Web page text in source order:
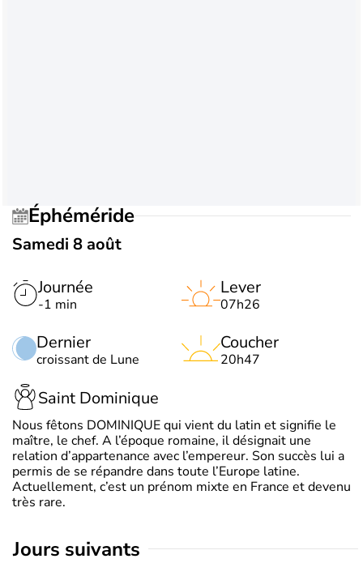
Éphéméride
Samedi 8 août
Journée
-1 min
Dernier
croissant de Lune
Lever
07h26
Coucher
20h47
Saint Dominique
Nous fêtons DOMINIQUE qui vient du latin et signifie le
maître, le chef. A l’époque romaine, il désignait une
relation d’appartenance avec l’empereur. Son succès lui a
permis de se répandre dans toute l’Europe latine.
Actuellement, c’est un prénom mixte en France et devenu
très rare.
jours suivants